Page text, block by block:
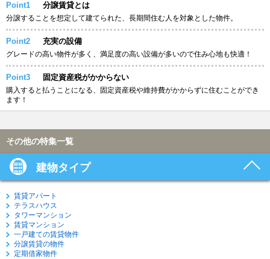
Point1 分譲賃貸とは
分譲することを想定して建てられた、長期間住む人を対象とした物件。
Point2 充実の設備
グレードの高い物件が多く、満足度の高い設備が多いので住み心地も快適！
Point3 固定資産税がかからない
購入すると払うことになる、固定資産税や維持費がかからずに住むことができ
ます！
その他の特集一覧
建物タイプ
賃貸アパート
テラスハウス
タワーマンション
賃貸マンション
一戸建ての賃貸物件
分譲賃貸の物件
定期借家物件